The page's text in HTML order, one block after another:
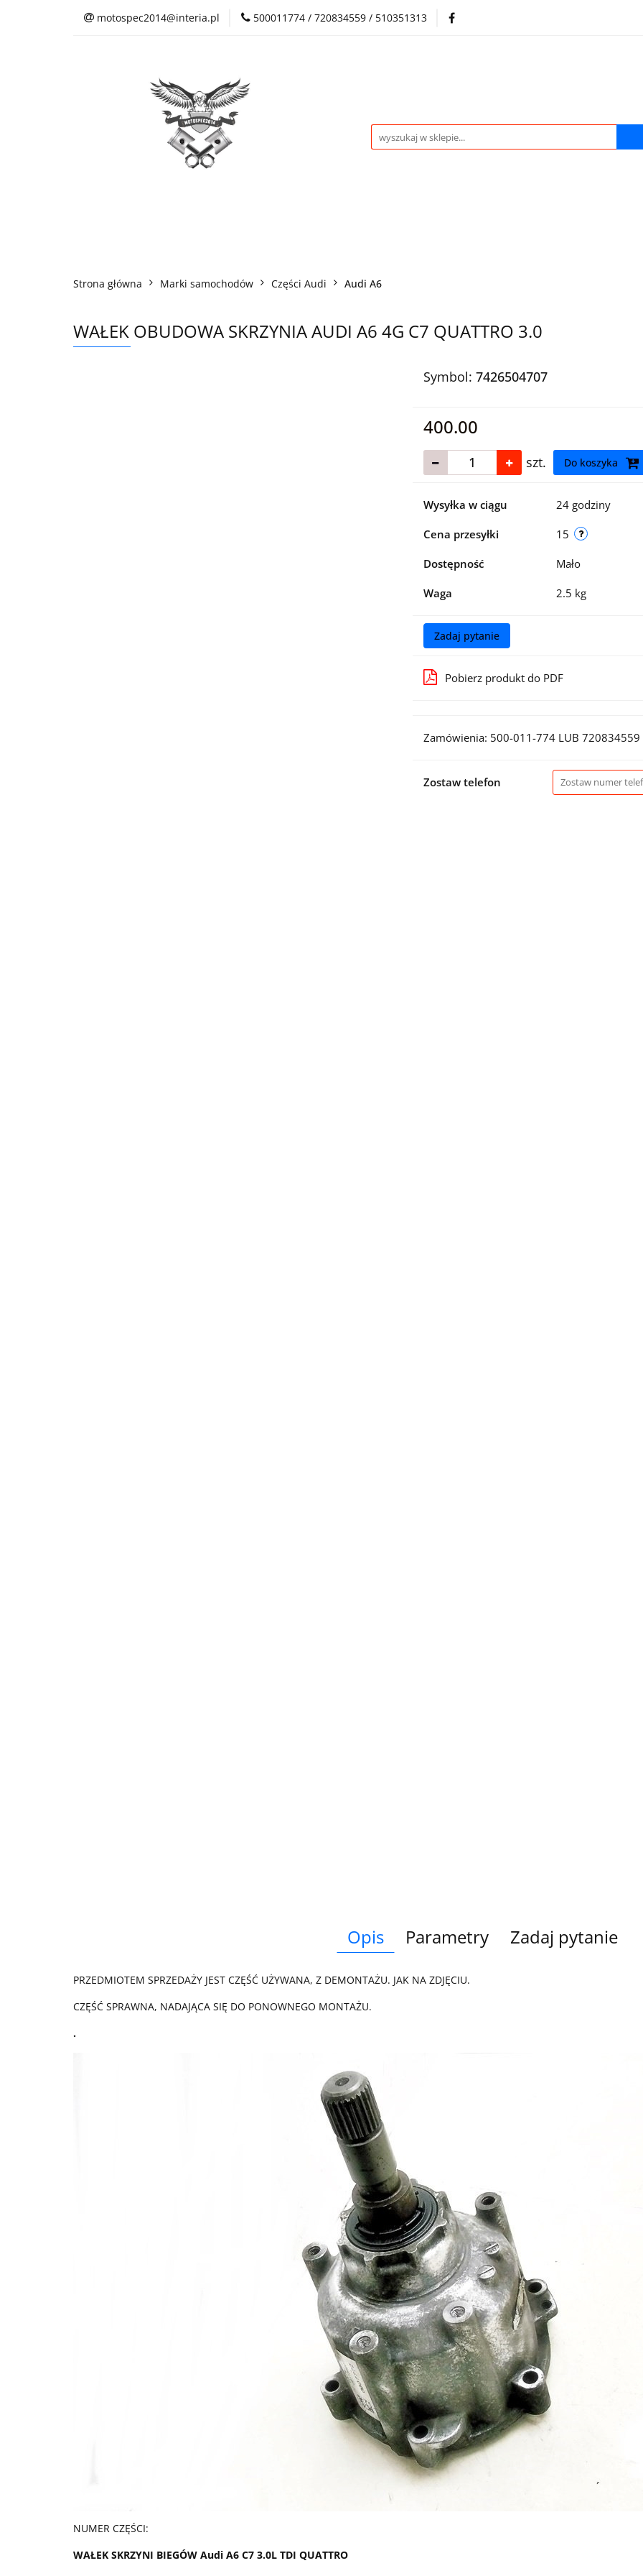
motospec2014@interia.pl 500011774 / 720834559 / 510351313
Sklep Auto Części Regulamin sklepu
Kontakt
Strona główna Marki samochodów Części Audi Audi A6
WAŁEK OBUDOWA SKRZYNIA AUDI A6 4G C7 QUATTRO 3.0
Symbol: 7426504707
400.00
szt. Do koszyka
Wysyłka w ciągu 24 godziny
Cena przesyłki 15
Dostępność Mało
Waga 2.5 kg
Zadaj pytanie
Pobierz produkt do PDF
Zamówienia: 500-011-774 LUB 720834559
Zostaw telefon
Opis Parametry Zadaj pytanie
PRZEDMIOTEM SPRZEDAŻY JEST CZĘŚĆ UŻYWANA, Z DEMONTAŻU. JAK NA ZDJĘCIU.
CZĘŚĆ SPRAWNA, NADAJĄCA SIĘ DO PONOWNEGO MONTAŻU.
.
NUMER CZĘŚCI:
WAŁEK SKRZYNI BIEGÓW Audi A6 C7 3.0L TDI QUATTRO